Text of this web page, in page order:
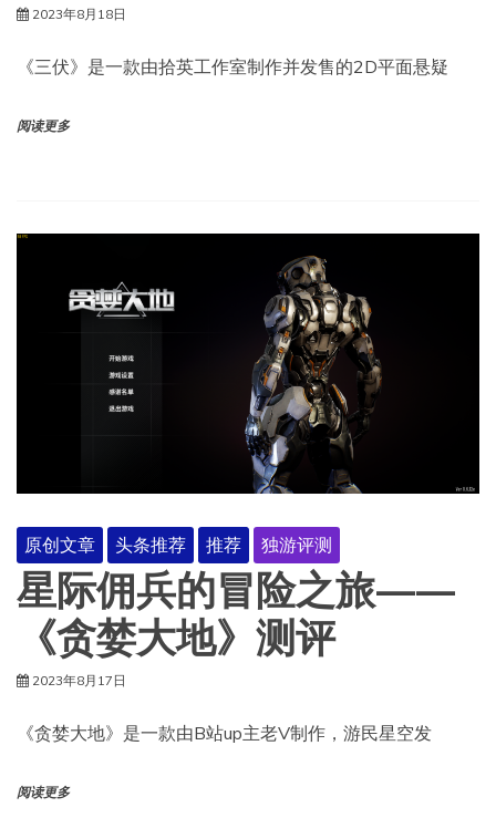
2023年8月18日
《三伏》是一款由拾英工作室制作并发售的2D平面悬疑
阅读更多
原创文章 头条推荐 推荐 独游评测
星际佣兵的冒险之旅——
《贪婪大地》测评
2023年8月17日
《贪婪大地》是一款由B站up主老V制作，游民星空发
阅读更多